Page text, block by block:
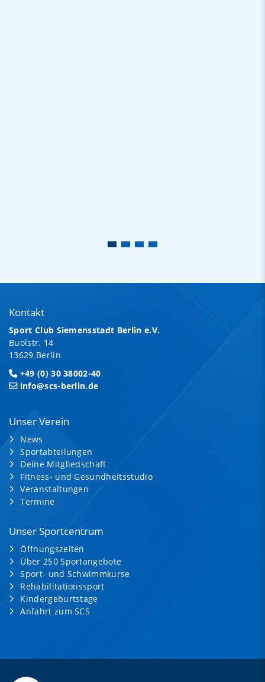
Kontakt
Sport Club Siemensstadt Berlin e.V.
Buolstr. 14
13629 Berlin
+49 (0) 30 38002-40
info@scs-berlin.de
Unser Verein
News
Sportabteilungen
Deine Mitgliedschaft
Fitness- und Gesundheitsstudio
Veranstaltungen
Termine
Unser Sportcentrum
Öffnungszeiten
Über 250 Sportangebote
Sport- und Schwimmkurse
Rehabilitationssport
Kindergeburtstage
Anfahrt zum SCS